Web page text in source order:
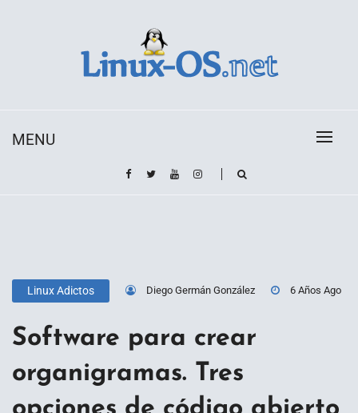
MENU
Linux Adictos Diego Germán González 6 Años Ago
Software para crear
organigramas. Tres